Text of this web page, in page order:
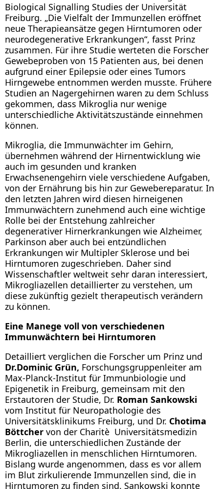
Biological Signalling Studies der Universität
Freiburg. „Die Vielfalt der Immunzellen eröffnet
neue Therapieansätze gegen Hirntumoren oder
neurodegenerative Erkrankungen“, fasst Prinz
zusammen. Für ihre Studie werteten die Forscher
Gewebeproben von 15 Patienten aus, bei denen
aufgrund einer Epilepsie oder eines Tumors
Hirngewebe entnommen werden musste. Frühere
Studien an Nagergehirnen waren zu dem Schluss
gekommen, dass Mikroglia nur wenige
unterschiedliche Aktivitätszustände einnehmen
können.
Mikroglia, die Immunwächter im Gehirn,
übernehmen während der Hirnentwicklung wie
auch im gesunden und kranken
Erwachsenengehirn viele verschiedene Aufgaben,
von der Ernährung bis hin zur Gewebereparatur. In
den letzten Jahren wird diesen hirneigenen
Immunwächtern zunehmend auch eine wichtige
Rolle bei der Entstehung zahlreicher
degenerativer Hirnerkrankungen wie Alzheimer,
Parkinson aber auch bei entzündlichen
Erkrankungen wir Multipler Sklerose und bei
Hirntumoren zugeschrieben. Daher sind
Wissenschaftler weltweit sehr daran interessiert,
Mikrogliazellen detaillierter zu verstehen, um
diese zukünftig gezielt therapeutisch verändern
zu können.
Eine Manege voll von verschiedenen
Immunwächtern bei Hirntumoren
Detailliert verglichen die Forscher um Prinz und
Dr.Dominic Grün, Forschungsgruppenleiter am
Max-Planck-Institut für Immunbiologie und
Epigenetik in Freiburg, gemeinsam mit den
Erstautoren der Studie, Dr. Roman Sankowski
vom Institut für Neuropathologie des
Universitätsklinikums Freiburg, und Dr. Chotima
Böttcher von der Charitè Universitätsmedizin
Berlin, die unterschiedlichen Zustände der
Mikrogliazellen in menschlichen Hirntumoren.
Bislang wurde angenommen, dass es vor allem
im Blut zirkulierende Immunzellen sind, die in
Hirntumoren zu finden sind. Sankowski konnte